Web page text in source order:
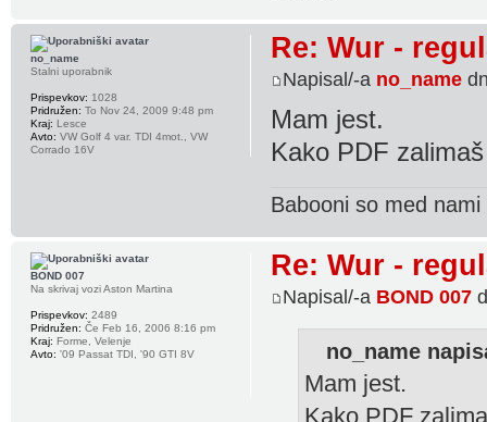
Re: Wur -
Napisal/-a no_name
Mam jest.
Kako PDF
Babooni so med nami
no_name
Stalni uporabnik
Prispevkov: 1028
Pridružen: To Nov 24, 2009 9:48 pm
Kraj: Lesce
Avto: VW Golf 4 var. TDI 4mot., VW
Corrado 16V
Re: Wur -
Napisal/-a BOND 007
no_name
Mam jest.
Kako PDF
BOND 007
Na skrivaj vozi Aston Martina
Prispevkov: 2489
Pridružen: Če Feb 16, 2006 8:16 pm
Kraj: Forme, Velenje
Avto: '09 Passat TDI, '90 GTI 8V